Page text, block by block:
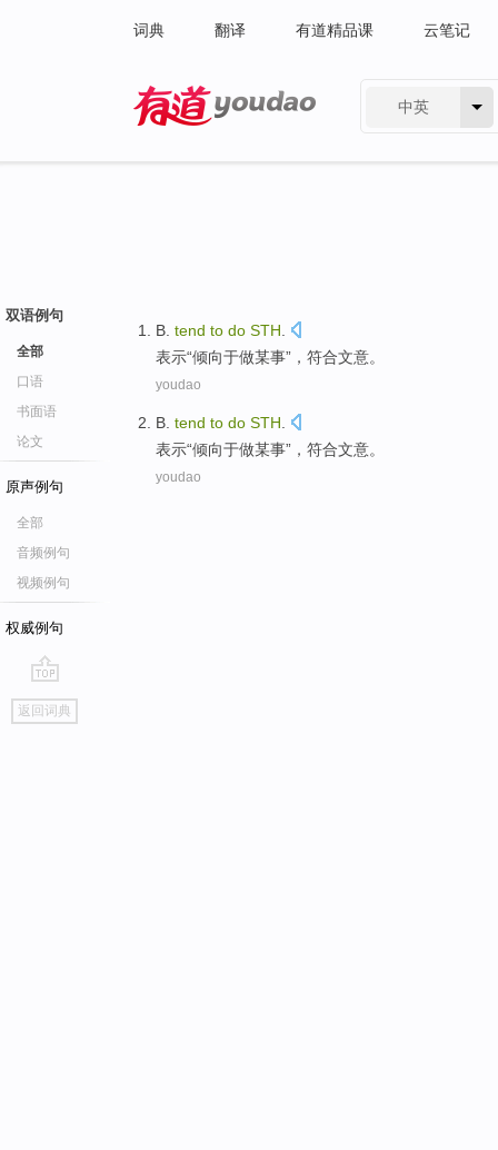
词典 翻译 有道精品课 云笔记
中英
双语例句
全部
口语
书面语
论文
原声例句
全部
音频例句
视频例句
权威例句
go
top
返回词典
B. tend to do STH
表示“倾向于做某事”，符合文意。
youdao
B. tend to do STH
表示“倾向于做某事”，符合文意。
youdao